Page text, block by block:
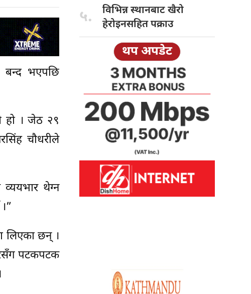
बन्द भएपछि
हो । जेठ २९
चौधरीले
व्ययभार थेग्न
लिएका छन् ।
पटकपटक
५. विभिन्न स्थानबाटखैरो
हेरोइनसहित पक्राउ
थप अपडेट